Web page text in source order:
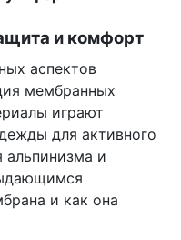
и комфорт
аспектов
мембранных
играют
для активного
альпинизма и
и как она